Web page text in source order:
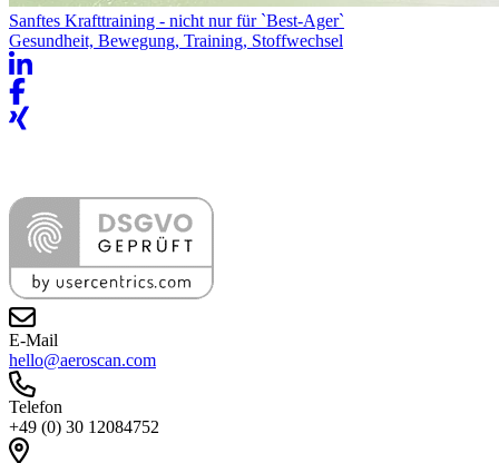
Sanftes Krafttraining - nicht nur für `Best-Ager`
Gesundheit, Bewegung, Training, Stoffwechsel
E-Mail
hello@aeroscan.com
Telefon
+49 (0) 30 12084752